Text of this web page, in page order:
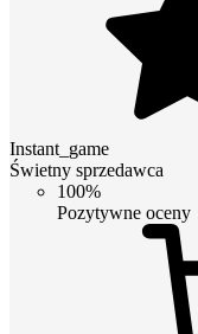
Instant_game
Świetny sprzedawca
100%
Pozytywne oceny